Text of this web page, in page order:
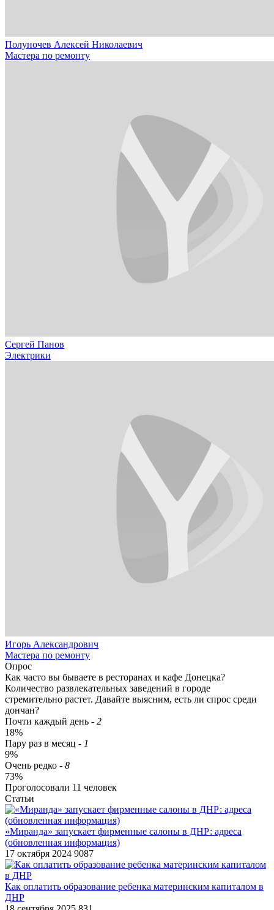
Полуночев Алексей Николаевич
Мастера по ремонту
Сергей Панов
Электрики
Игорь Александрович
Мастера по ремонту
Опрос
Как часто вы бываете в ресторанах и кафе Донецка?
Количество развлекательных заведений в городе
стремительно растет. Давайте выясним, есть ли спрос среди
дончан?
Почти каждый день - 2
18%
Пару раз в месяц - 1
9%
Очень редко - 8
73%
Проголосовали 11 человек
Статьи
«Миранда» запускает фирменные салоны в ДНР: адреса
(обновленная информация)
17 октября 2024 9087
Как оплатить образование ребенка материнским капиталом в
ДНР